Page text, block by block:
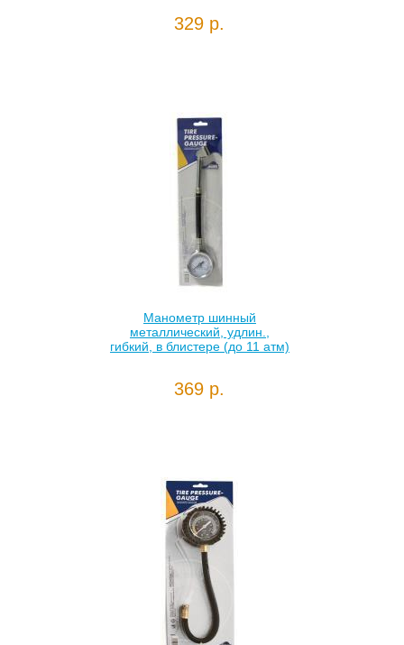
329 р.
Манометр шинный
металлический, удлин.,
гибкий, в блистере (до 11 атм)
369 р.